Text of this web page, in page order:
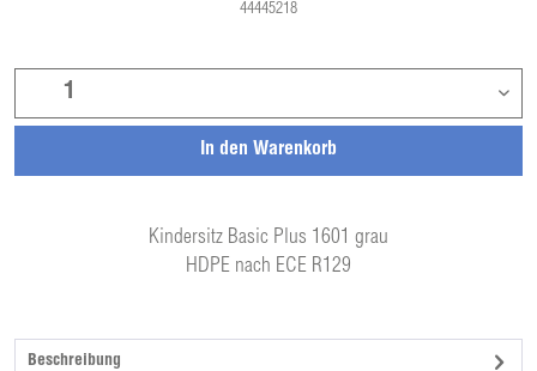
Kindersitz Basic Plus 1601 grau
HDPE nach ECE R129
In den Warenkorb
44445218
Beschreibung